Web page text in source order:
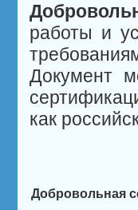
работы и
Документ
как
Добровольная